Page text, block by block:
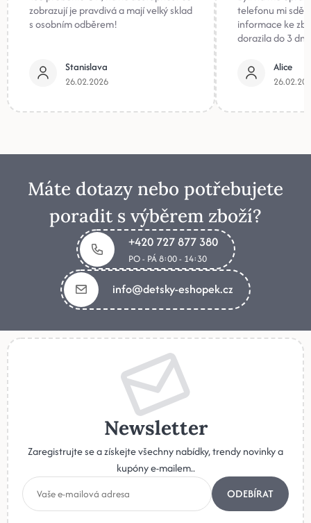
zobrazují je pravdivá a mají velký sklad
s osobním odběrem!
Stanislava
26.02.2026
telefonu mi
informace ke
dorazila do 3
Alice
Máte dotazy nebo potřebujete
poradit s výběrem zboží?
+420 727 877 380
PO - PÁ 8:00 - 14:30
info@detsky-eshopek.cz
Newsletter
Zaregistrujte se a získejte všechny nabídky, trendy novinky a
kupóny e-mailem..
ODEBÍRAT